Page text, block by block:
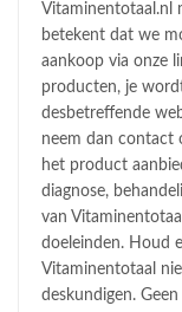
Vitaminentotaal.nl
betekent dat we
aankoop via onze
producten, je
desbetreffende
neem dan contact
het product
diagnose,
van
doeleinden. Houd
Vitaminentotaal
deskundigen.